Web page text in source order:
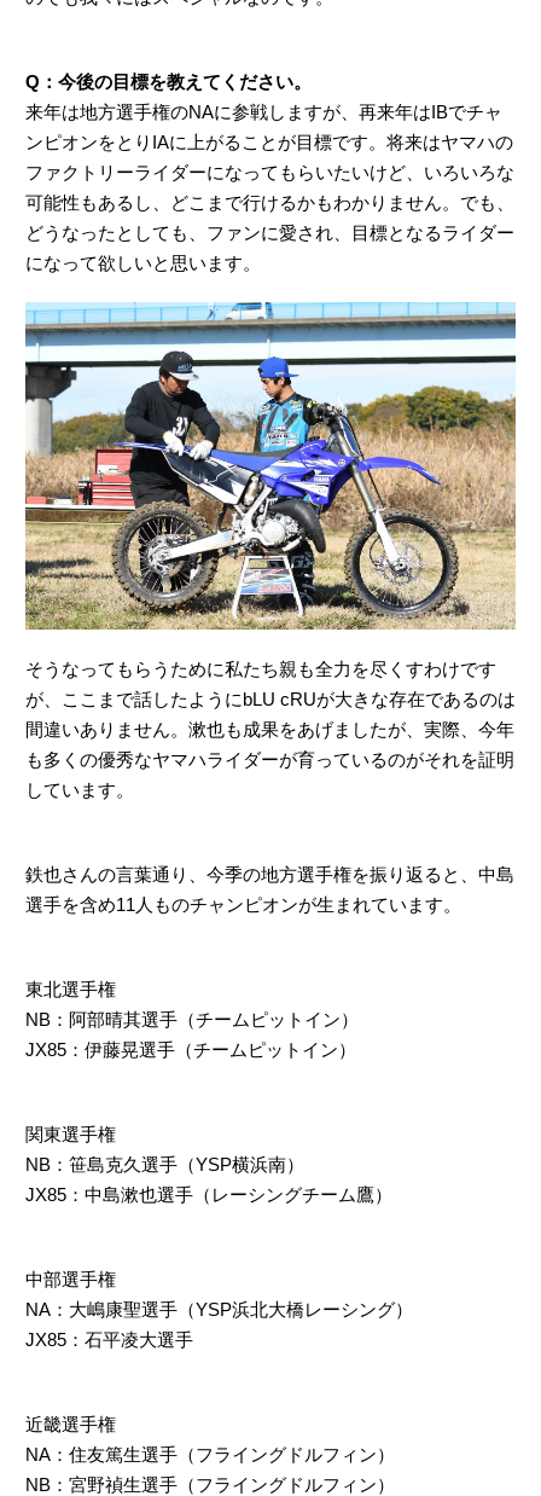
Q：今後の目標を教えてください。
来年は地方選手権のNAに参戦しますが、再来年はIBでチャ
ンピオンをとりIAに上がることが目標です。将来はヤマハの
ファクトリーライダーになってもらいたいけど、いろいろな
可能性もあるし、どこまで行けるかもわかりません。でも、
どうなったとしても、ファンに愛され、目標となるライダー
になって欲しいと思います。
そうなってもらうために私たち親も全力を尽くすわけです
が、ここまで話したようにbLU cRUが大きな存在であるのは
間違いありません。漱也も成果をあげましたが、実際、今年
も多くの優秀なヤマハライダーが育っているのがそれを証明
しています。
鉄也さんの言葉通り、今季の地方選手権を振り返ると、中島
選手を含め11人ものチャンピオンが生まれています。
東北選手権
NB：阿部晴其選手（チームピットイン）
JX85：伊藤晃選手（チームピットイン）
関東選手権
NB：笹島克久選手（YSP横浜南）
JX85：中島漱也選手（レーシングチーム鷹）
中部選手権
NA：大嶋康聖選手（YSP浜北大橋レーシング）
JX85：石平凌大選手
近畿選手権
NA：住友篤生選手（フライングドルフィン）
NB：宮野禎生選手（フライングドルフィン）